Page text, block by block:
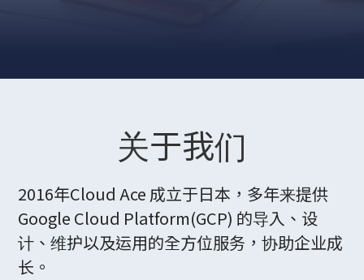
关于我们
2016年Cloud Ace 成立于日本，多年来提供
Google Cloud Platform(GCP) 的导入、设
计、维护以及运用的全方位服务，协助企业成
长。